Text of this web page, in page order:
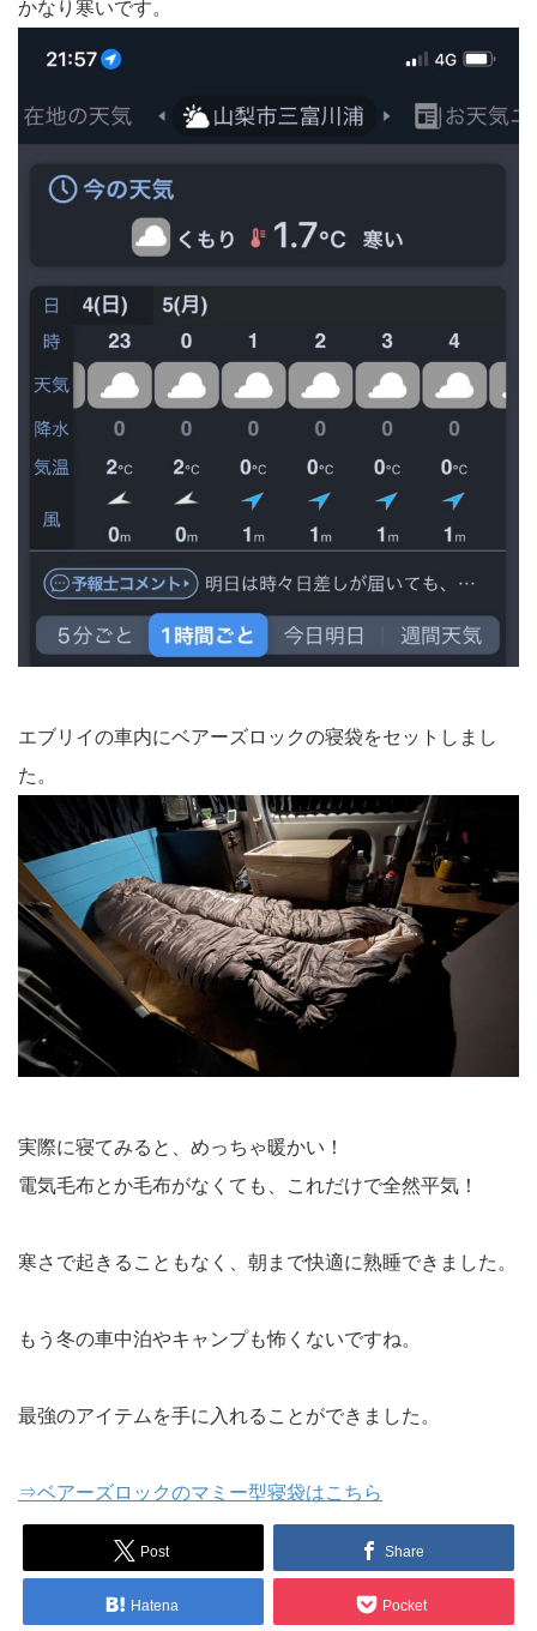
かなり寒いです。
エブリイの車内にベアーズロックの寝袋をセットしまし
た。
実際に寝てみると、めっちゃ暖かい！
電気毛布とか毛布がなくても、これだけで全然平気！
寒さで起きることもなく、朝まで快適に熟睡できました。
もう冬の車中泊やキャンプも怖くないですね。
最強のアイテムを手に入れることができました。
⇒ベアーズロックのマミー型寝袋はこちら
Post Share
Hatena Pocket